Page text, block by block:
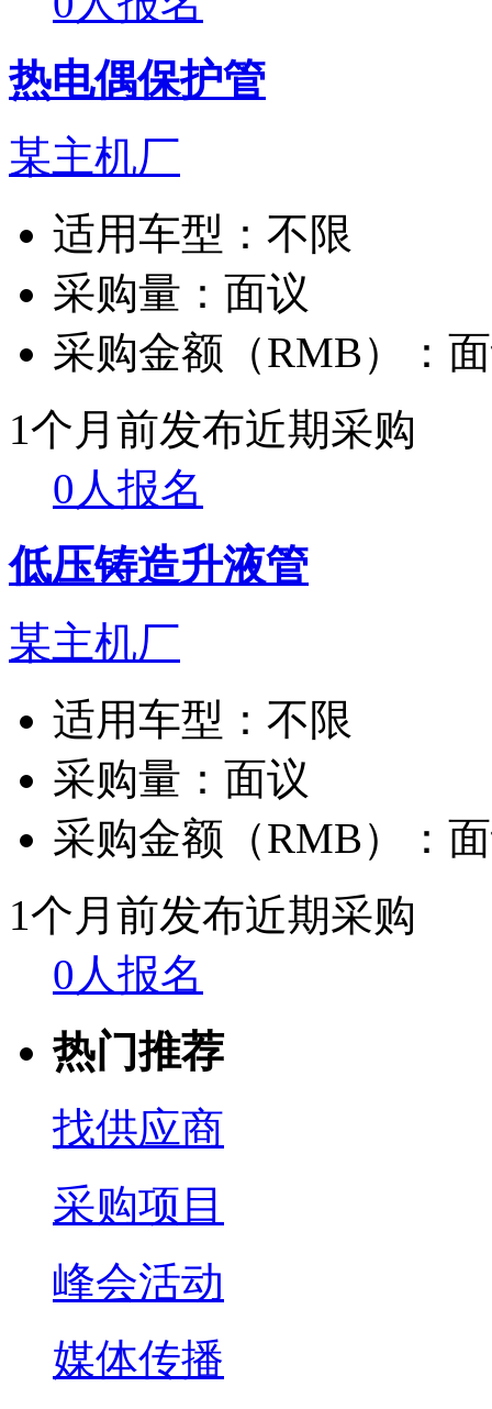
热电偶保护管
某主机厂
适用车型： 不限
采购量： 面议
采购金额（RMB）：
1个月前发布近期采购
0人报名
低压铸造升液管
某主机厂
适用车型： 不限
采购量： 面议
采购金额（RMB）：
1个月前发布近期采购
0人报名
热门推荐
找供应商
采购项目
峰会活动
媒体传播